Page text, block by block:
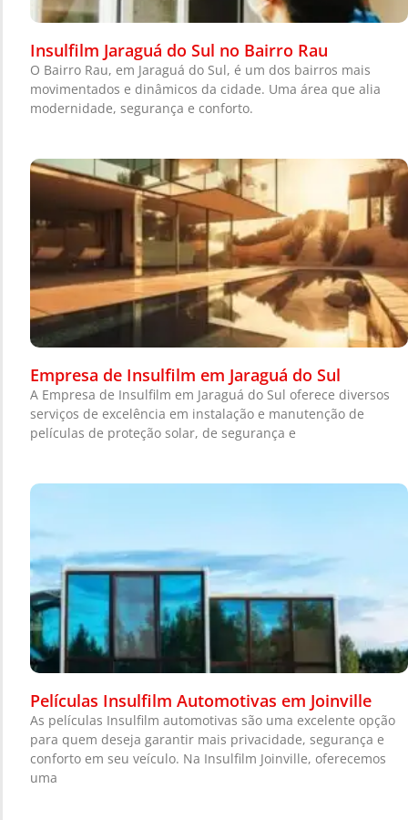
Insulfilm Jaraguá do Sul no Bairro Rau
O Bairro Rau, em Jaraguá do Sul, é um dos bairros mais
movimentados e dinâmicos da cidade. Uma área que alia
modernidade, segurança e conforto.
Empresa de Insulfilm em Jaraguá do Sul
A Empresa de Insulfilm em Jaraguá do Sul oferece diversos
serviços de excelência em instalação e manutenção de
películas de proteção solar, de segurança e
Películas Insulfilm Automotivas em Joinville
As películas Insulfilm automotivas são uma excelente opção
para quem deseja garantir mais privacidade, segurança e
conforto em seu veículo. Na Insulfilm Joinville, oferecemos
uma